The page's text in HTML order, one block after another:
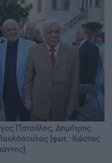
Πατούλης, Δημήτρης
(φωτ.: Κώστας